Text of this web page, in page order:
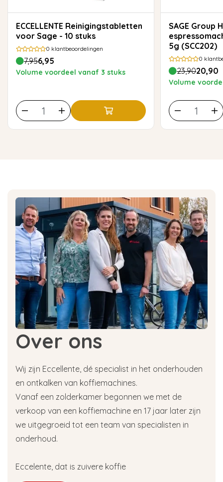
ECCELLENTE Reinigingstabletten
voor Sage - 10 stuks
0 klantbeoordelingen
7,956,95
Volume voordeel vanaf 3 stuks
SAGE Group Head Cleaner -
5g (SCC202)
0
23,9020,90
Volume
Over ons
Wij zijn Eccellente, dé specialist in het onderhouden
en ontkalken van koffiemachines.
Vanaf een zolderkamer begonnen we met de
verkoop van een koffiemachine en 17 jaar later zijn
we uitgegroeid tot een team van specialisten in
onderhoud.
Eccelente, dat is zuivere koffie